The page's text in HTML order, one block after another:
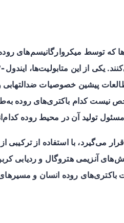
که توسط میکروارگانیسم‌های
یکی از این متابولیت‌ها، ایندول‑۳‑استیک اسید (IAA)
پیشین خصوصیات ضدالتهابی
تولید آن در محیط روده
می‌گیرد، با استفاده از ترکیبی از
آنزیمی هتروگال و ردیابی